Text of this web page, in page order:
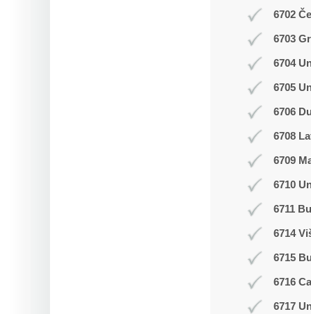
6702
6703
6704
6705
6706
6708
6709
6710
6711
6714
6715
6716
6717